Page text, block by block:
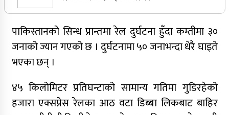
नेपाली कांग्रेसका वरिष्ठ नेता गोपालमान श्रेष्ठको निधन
जुम्लामा चरेससहित २१ वर्षीय युवक पक्राउ
पाकिस्तानको सिन्ध प्रान्तमा रेल दुर्घटना हुँदा कम्तीमा ३०
जनाको ज्यान गएको छ । दुर्घटनामा ५० जनाभन्दा धेरै घाइते
भएका छन् ।
४५ किलोमिटर प्रतिघन्टाको सामान्य गतिमा गुडिरहेको
हजारा एक्सप्रेस रेलका आठ वटा डिब्बा लिकबाट बाहिर